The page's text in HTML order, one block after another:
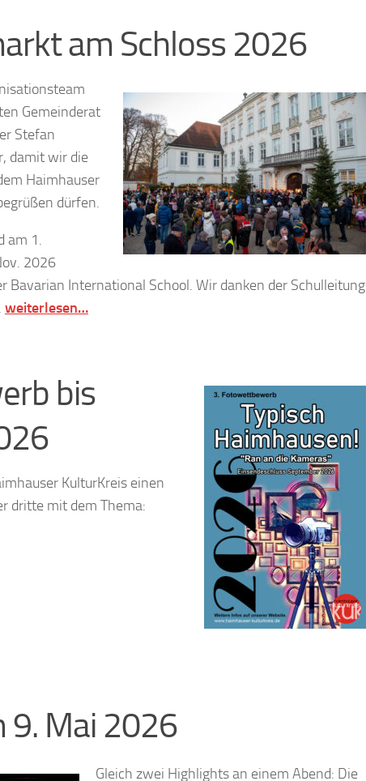
am Schloss 2026
Gemeinderat
Stefan
damit wir die
Haimhauser
dürfen.
am 1.
2026
Bavarian International School. Wir danken der Schulleitung
weiterlesen…
bis
KulturKreis einen
dritte mit dem Thema:
9. Mai 2026
Gleich zwei Highlights an einem Abend: Die